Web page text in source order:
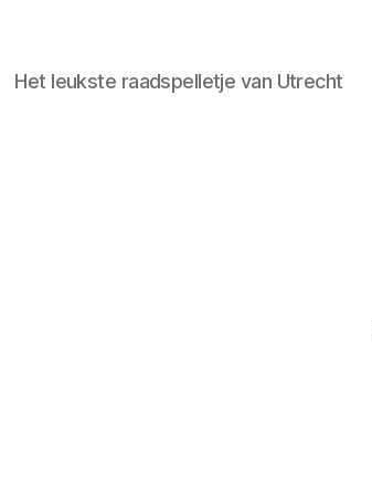
Het leukste raadspelletje van Utrecht